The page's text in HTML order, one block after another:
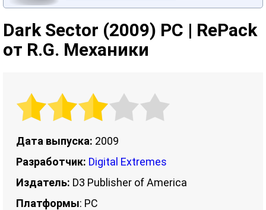
Dark Sector (2009) PC | RePack
от R.G. Механики
Дата выпуска: 2009
Разработчик: Digital Extremes
Издатель: D3 Publisher of America
Платформы: PC